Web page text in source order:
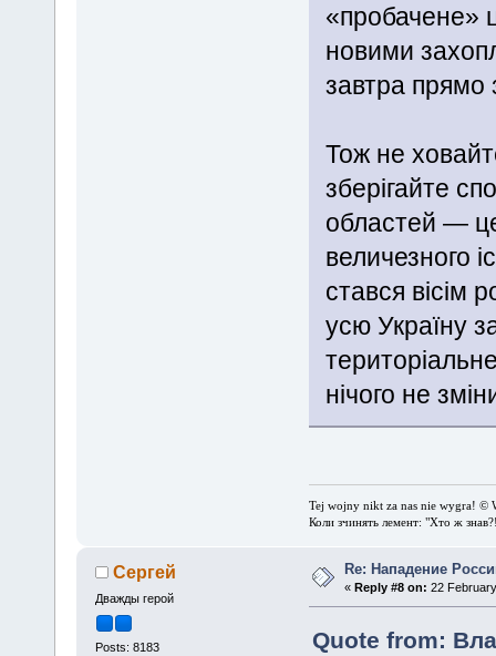
«пробачене»
новими
завтра прямо
Тож не
зберігайте
областей —
величезного
стався вісім
усю Україну
нічого не
Tej wojny nikt za nas nie wygra! ©
Коли зчинять лемент: "Хто ж
Сергей
Дважды герой
Posts: 8183
Re: Нападение
« Reply #8 on: 22
Quote from: